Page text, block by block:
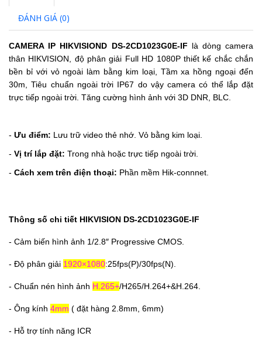
ĐÁNH GIÁ (0)
CAMERA IP HIKVISIOND DS-2CD1023G0E-IF là dòng camera
thân HIKVISION, độ phân giải Full HD 1080P thiết kế chắc chắn
bền bỉ với vỏ ngoài làm bằng kim loại, Tầm xa hồng ngoại đến
30m ,Tiêu chuẩn ngoài trời IP67 do vậy camera có thể lắp đặt
trực tiếp ngoài trời. Tăng cường hình ảnh với 3D DNR, BLC.
- Ưu điểm: Lưu trữ video thẻ nhớ. Vỏ bằng kim loại.
- Vị trí lắp đặt: Trong nhà hoặc trực tiếp ngoài trời.
- Cách xem trên điện thoại: Phần mềm Hik-connnet.
Thông số chi tiết HIKVISION DS-2CD1023G0E-IF
- Cảm biến hình ảnh 1/2.8″ Progressive CMOS.
- Độ phân giải 1920×1080:25fps(P)/30fps(N).
- Chuẩn nén hình ảnh H.265+/H265/H.264+&H.264.
- Ông kính 4mm ( đặt hàng 2.8mm, 6mm)
- Hỗ trợ tính năng ICR